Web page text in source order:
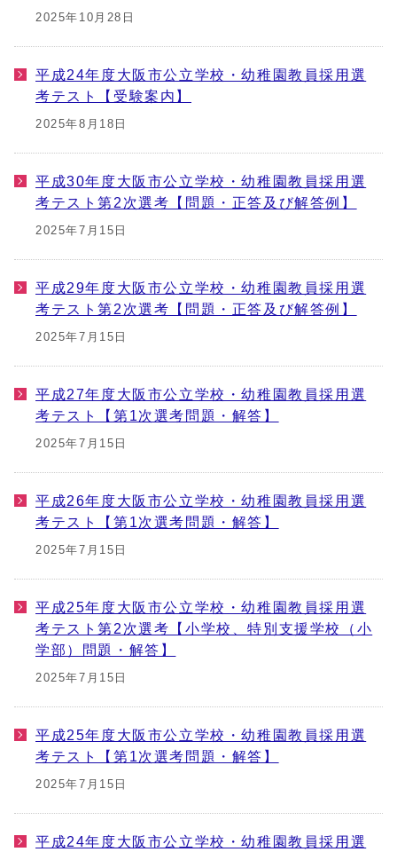
2025年10月28日
平成24年度大阪市公立学校・幼稚園教員採用選
考テスト【受験案内】
2025年8月18日
平成30年度大阪市公立学校・幼稚園教員採用選
考テスト第2次選考【問題・正答及び解答例】
2025年7月15日
平成29年度大阪市公立学校・幼稚園教員採用選
考テスト第2次選考【問題・正答及び解答例】
2025年7月15日
平成27年度大阪市公立学校・幼稚園教員採用選
考テスト【第1次選考問題・解答】
2025年7月15日
平成26年度大阪市公立学校・幼稚園教員採用選
考テスト【第1次選考問題・解答】
2025年7月15日
平成25年度大阪市公立学校・幼稚園教員採用選
考テスト第2次選考【小学校、特別支援学校（小
学部）問題・解答】
2025年7月15日
平成25年度大阪市公立学校・幼稚園教員採用選
考テスト【第1次選考問題・解答】
2025年7月15日
平成24年度大阪市公立学校・幼稚園教員採用選